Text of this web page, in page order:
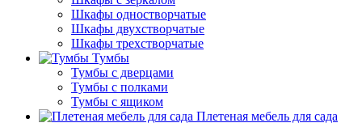
Шкафы одностворчатые
Шкафы двухстворчатые
Шкафы трехстворчатые
Тумбы
Тумбы с дверцами
Тумбы с полками
Тумбы с ящиком
Плетеная мебель для сада